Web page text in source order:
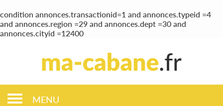
condition annonces.transactionid=1 and annonces.typeid =4
and annonces.region =29 and annonces.dept =30 and
annonces.cityid =12400
MENU